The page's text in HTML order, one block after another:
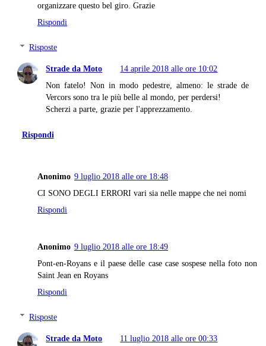
organizzare questo bel giro. Grazie
Rispondi
Risposte
Strade da Moto
14 aprile 2018 alle ore 10:02
Non fatelo! Non in modo pedestre, almeno: le strade de
Vercors sono tra le più belle al mondo, per perdersi!
Scherzi a parte, grazie per l'apprezzamento.
Rispondi
Anonimo 9 luglio 2018 alle ore 18:48
CI SONO DEGLI ERRORI vari sia nelle mappe che nei nomi
Rispondi
Anonimo 9 luglio 2018 alle ore 18:49
Pont-en-Royans e il paese delle case case sospese nella foto non
Saint Jean en Royans
Rispondi
Risposte
Strade da Moto
11 luglio 2018 alle ore 00:33